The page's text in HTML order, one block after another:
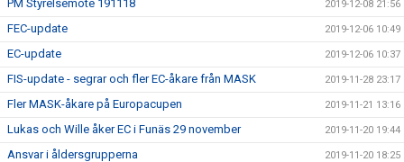
PM Styrelsemöte 191118 2019-12-08 21:56
FEC-update 2019-12-06 10:49
EC-update 2019-12-06 10:37
FIS-update - segrar och fler EC-åkare från MASK 2019-11-28 23:17
Fler MASK-åkare på Europacupen 2019-11-21 13:16
Lukas och Wille åker EC i Funäs 29 november 2019-11-20 19:44
Ansvar i åldersgrupperna 2019-11-20 18:25